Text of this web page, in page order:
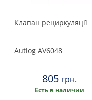
1998
Клапан рециркуляцiї
Autlog AV6048
805 грн.
Есть в наличии